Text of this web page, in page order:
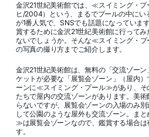
金沢21世紀美術館では、≪スイミング・
ヒ/2004）という、まるでプールの中に
が1番人気で、SNSでも話題になってい
賞するために金沢21世紀美術館に行って
ないでしょうか。そんな≪スイミング・
の写真の撮り方までご紹介します。
金沢21世紀美術館は、無料の「交流ゾー
ケットが必要な「展覧会ゾーン」（屋内
ーンに≪スイミング・プール≫があり、そ
たちで屋内の交流ゾーンがあります。美
らないですが、展覧会ゾーンの入場のみ
して公園のような屋外も交流ゾーン。ま
≫は展覧会ゾーンなので、鑑賞する場合は
す。